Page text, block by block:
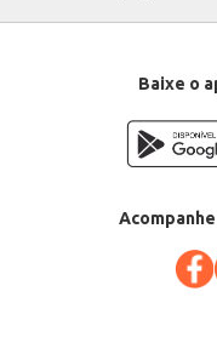
Baixe o